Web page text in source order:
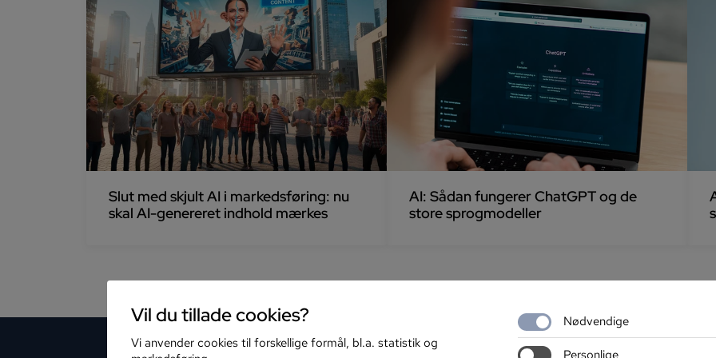
Slut med skjult AI i markedsføring: nu
skal AI-genereret indhold mærkes
AI: Sådan fungerer ChatGPT og de
store sprogmodeller
Vil du tillade cookies?
Vi anvender cookies til forskellige formål, bl.a. statistik og
Nødvendige
Personlige